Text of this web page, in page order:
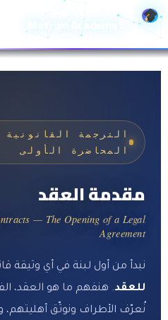
Motrjim Academy S
تخطي
المحتوى
الترجمة
المحاضرة الأولى
مقدمة العقد
— The Opening of a Legal
Agreement
نبدأ من أول لبنة في أي وثيقة
للعقد. هنفهم ما هو العقد،
نُعرّف الأطراف ونوثّق